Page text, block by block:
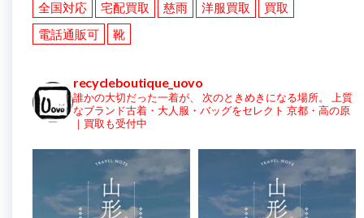
全国対応 宅配買取 慈雨 洋服買取
買取
電話通販可
靴
recycleboutique_uovo
誰かの大切だった一着が、 次のときめきになる場所。
上質
なブランド古着・大人服・バッグをセレクト 京都・高の原
｜買取も受付中